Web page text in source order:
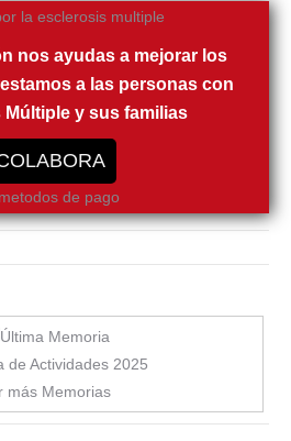
nos ayudas a mejorar los
a las personas con
Múltiple y sus familias
de Actividades 2025
más Memorias